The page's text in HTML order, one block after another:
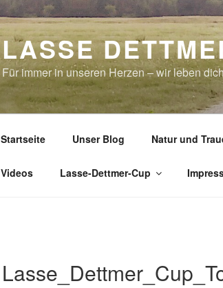
LASSE
Für immer in unseren Herzen – wir leben
Startseite Unser Blog Natur und
Videos Lasse-Dettmer-Cup